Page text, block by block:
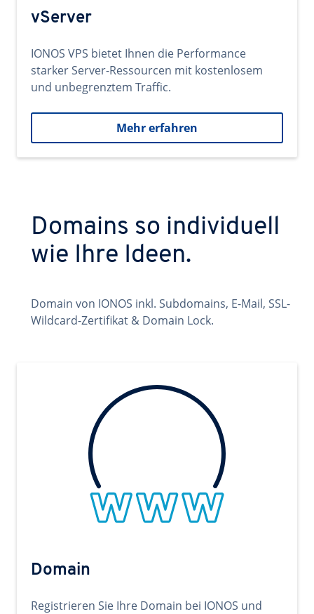
vServer
IONOS VPS bietet Ihnen die Performance
starker Server-Ressourcen mit kostenlosem
und unbegrenztem Traffic.
Mehr erfahren
Domains so individuell
wie Ihre Ideen.
Domain von IONOS inkl. Subdomains, E-Mail, SSL-
Wildcard-Zertifikat & Domain Lock.
Domain
Registrieren Sie Ihre Domain bei IONOS und